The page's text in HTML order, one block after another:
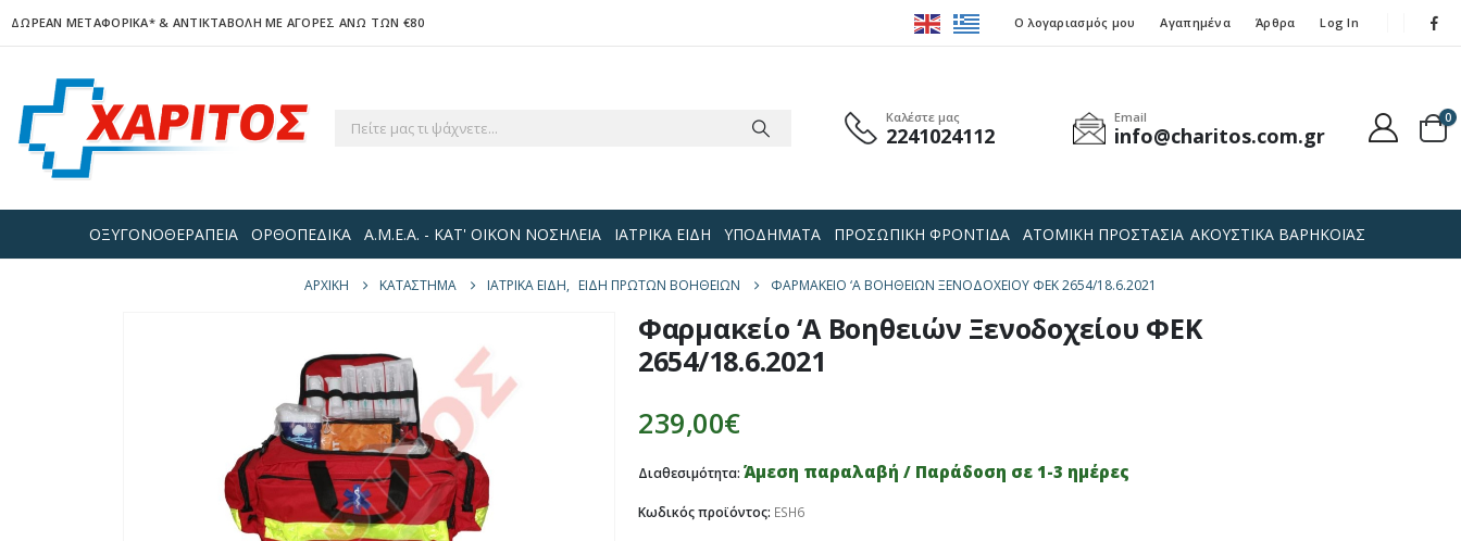
ΔΩΡΕΑΝ ΜΕΤΑΦΟΡΙΚΑ*& ΑΝΤΙΚΤΑΒΟΛΗ ΜΕ ΑΓΟΡΕΣ ΑΝΩ ΤΩΝ €80 Ο λογαριασμός μου Αγαπημένα Άρθρα Log In
Καλέστε μας
2241024112
Email
info@charitos.com.gr
0
ΟΞΥΓΟΝΟΘΕΡΑΠΕΙΑ ΟΡΘΟΠΕΔΙΚΑ Α.Μ.Ε.Α. - ΚΑΤ' ΟΙΚΟΝ ΝΟΣΗΛΕΙΑ ΙΑΤΡΙΚΑ ΕΙΔΗ ΥΠΟΔΗΜΑΤΑ ΠΡΟΣΩΠΙΚΗ ΦΡΟΝΤΙΔΑ ΑΤΟΜΙΚΗ ΠΡΟΣΤΑΣΙΑ ΑΚΟΥΣΤΙΚΑ ΒΑΡΗΚΟΪΑΣ
ΑΡΧΙΚΉ ΚΑΤΆΣΤΗΜΑ ΙΑΤΡΙΚΑ ΕΙΔΗ, ΕΙΔΗ ΠΡΩΤΩΝ ΒΟΗΘΕΙΩΝ ΦΑΡΜΑΚΕΊΟ ‘Α ΒΟΗΘΕΙΏΝ ΞΕΝΟΔΟΧΕΊΟΥ ΦΕΚ 2654/18.6.2021
Φαρμακείο ‘Α Βοηθειών Ξενοδοχείου ΦΕΚ
2654/18.6.2021
239,00€
Διαθεσιμότητα: Άμεση παραλαβή / Παράδοση σε 1-3 ημέρες
Κωδικός προϊόντος: ESH6